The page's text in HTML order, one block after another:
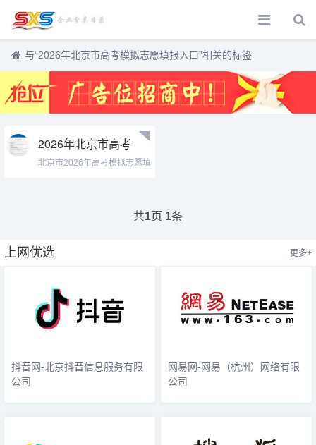
与“2026年北京市高考模拟志愿填报入口”相关的标签
2026年北京市高考
模拟志愿填报入口
北京市2026年高考模拟志愿填
共1页 1条
上网优选 更多+
抖音网-北京抖音信息服务有限
公司
网易网-网易（杭州）网络有限
公司